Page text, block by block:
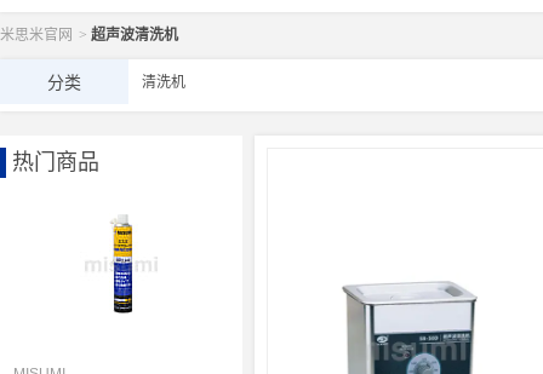
米思米官网 > 超声波清洗机
分类 清洗机
热门商品